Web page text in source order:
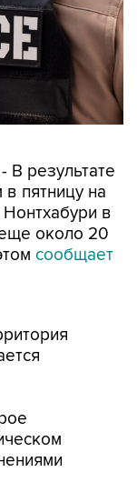
В результате
пятницу на
в
около 20
сообщает